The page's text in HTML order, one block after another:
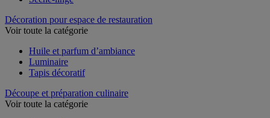
Décoration pour espace de restauration
Voir toute la catégorie
Huile et parfum d’ambiance
Luminaire
Tapis décoratif
Découpe et préparation culinaire
Voir toute la catégorie